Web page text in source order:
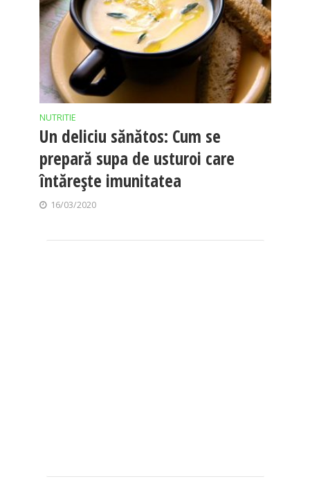
NUTRITIE
Un deliciu sănătos: Cum se
prepară supa de usturoi care
întărește imunitatea
16/03/2020